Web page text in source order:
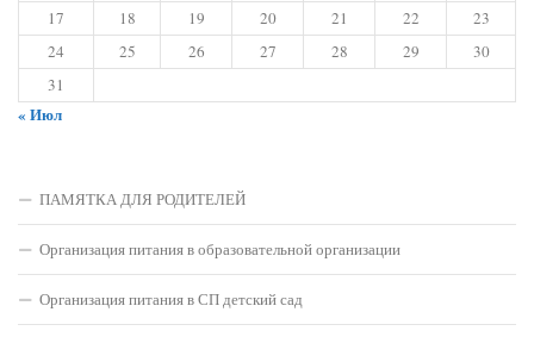
17
18 19 20 21 22
23
24
25 26 27 28 29
30
31
« Июл
ПАМЯТКА ДЛЯ РОДИТЕЛЕЙ
Организация питания в образовательной организации
Организация питания в СП детский сад